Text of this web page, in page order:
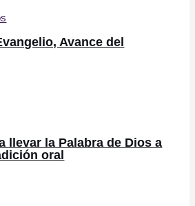
Avance del
llevar la Palabra de Dios a
oral